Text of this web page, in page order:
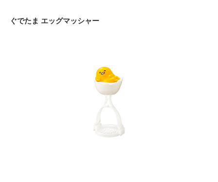
ぐでたま エッグマッシャー